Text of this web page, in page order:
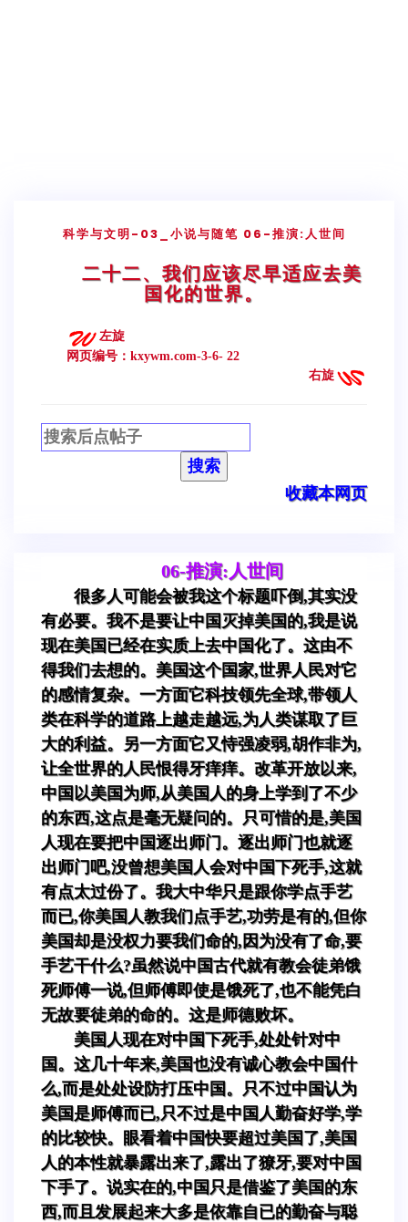
科学与文明-03_小说与随笔 06-推演:人世间
二十二、我们应该尽早适应去美
国化的世界。
左旋
网页编号：kxywm.com-3-6- 22
右旋
搜索
收藏本网页
06-推演:人世间
很多人可能会被我这个标题吓倒,其实没
有必要。我不是要让中国灭掉美国的,我是说
现在美国已经在实质上去中国化了。这由不
得我们去想的。美国这个国家,世界人民对它
的感情复杂。一方面它科技领先全球,带领人
类在科学的道路上越走越远,为人类谋取了巨
大的利益。另一方面它又恃强凌弱,胡作非为,
让全世界的人民恨得牙痒痒。改革开放以来,
中国以美国为师,从美国人的身上学到了不少
的东西,这点是毫无疑问的。只可惜的是,美国
人现在要把中国逐出师门。逐出师门也就逐
出师门吧,没曾想美国人会对中国下死手,这就
有点太过份了。我大中华只是跟你学点手艺
而已,你美国人教我们点手艺,功劳是有的,但你
美国却是没权力要我们命的,因为没有了命,要
手艺干什么?虽然说中国古代就有教会徒弟饿
死师傅一说,但师傅即使是饿死了,也不能凭白
无故要徒弟的命的。这是师德败坏。
美国人现在对中国下死手,处处针对中
国。这几十年来,美国也没有诚心教会中国什
么,而是处处设防打压中国。只不过中国认为
美国是师傅而已,只不过是中国人勤奋好学,学
的比较快。眼看着中国快要超过美国了,美国
人的本性就暴露出来了,露出了獠牙,要对中国
下手了。说实在的,中国只是借鉴了美国的东
西,而且发展起来大多是依靠自已的勤奋与聪